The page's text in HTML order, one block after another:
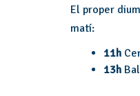
El proper
matí:
11h
13h